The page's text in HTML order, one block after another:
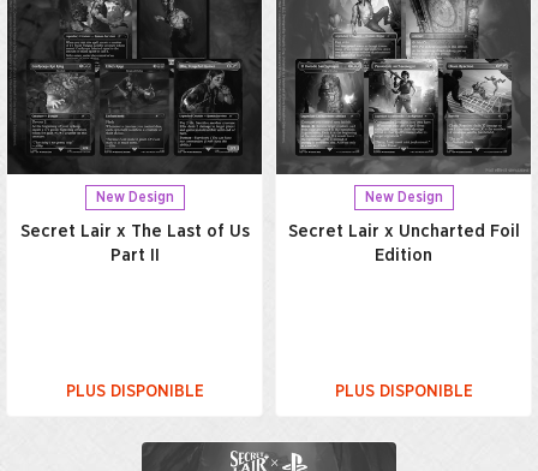
New Design
Secret Lair x The Last of Us
Part II
PLUS DISPONIBLE
New Design
Secret Lair x Uncharted Foil
Edition
PLUS DISPONIBLE